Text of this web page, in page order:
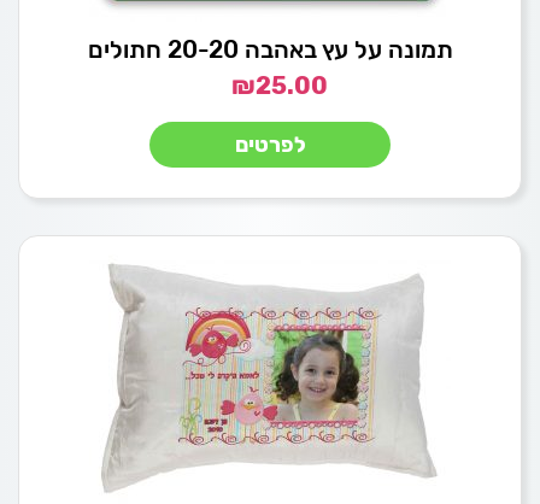
תמונה על עץ באהבה 20-20 חתולים
₪25.00
לפרטים